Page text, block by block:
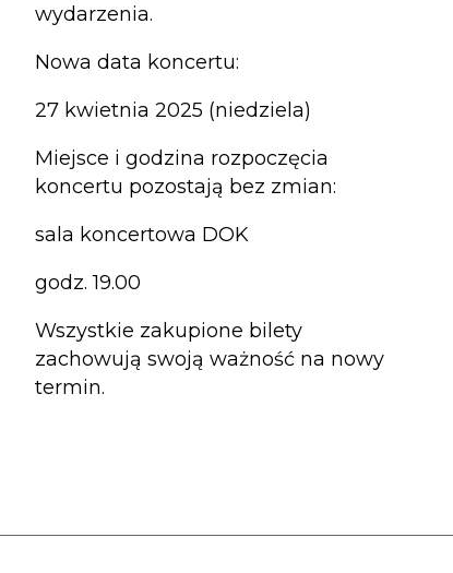
wydarzenia.
Nowa data koncertu:
27 kwietnia 2025 (niedziela)
Miejsce i godzina rozpoczęcia
koncertu pozostają bez zmian:
sala koncertowa DOK
godz. 19.00
Wszystkie zakupione bilety
zachowują swoją ważność na nowy
termin.